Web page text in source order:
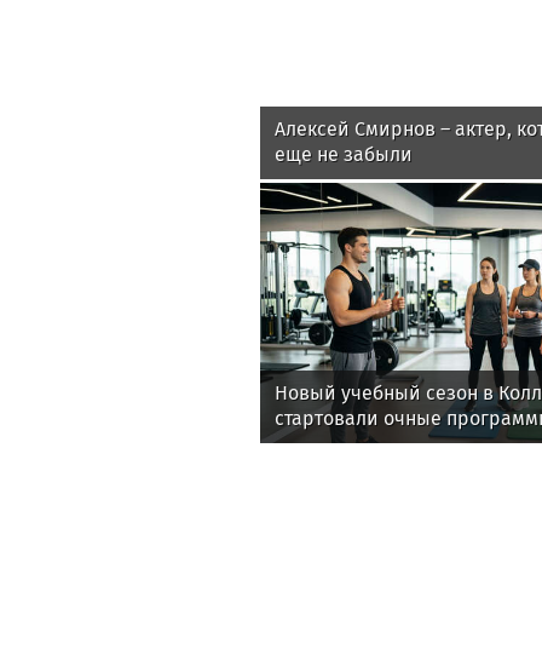
Алексей Смирнов – актер,
еще не забыли
Новый учебный сезон в
стартовали очные
фитнес-тренеров и